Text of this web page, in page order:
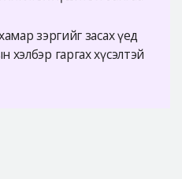
зэргийг засах үед
гаргах хүсэлтэй